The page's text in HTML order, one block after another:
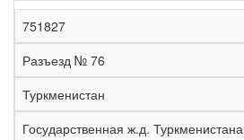
751827
Разъезд № 76
Туркменистан
Государственная ж.д. Туркменистана